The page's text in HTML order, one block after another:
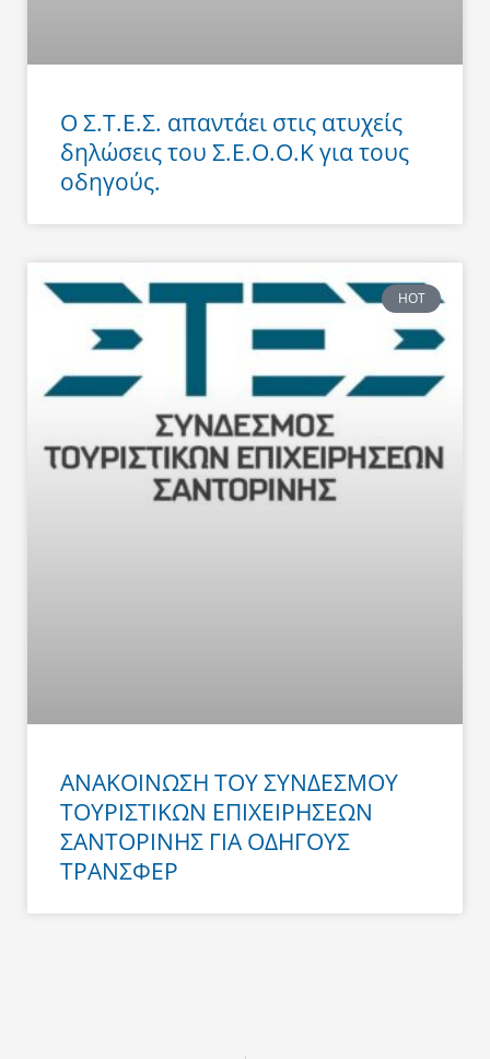
Ο Σ.Τ.Ε.Σ. απαντάει στις ατυχείς
δηλώσεις του Σ.Ε.Ο.Ο.Κ για τους
οδηγούς.
HOT
ΑΝΑΚΟΙΝΩΣΗ ΤΟΥ ΣΥΝΔΕΣΜΟΥ
ΤΟΥΡΙΣΤΙΚΩΝ ΕΠΙΧΕΙΡΗΣΕΩΝ
ΣΑΝΤΟΡΙΝΗΣ ΓΙΑ ΟΔΗΓΟΥΣ
ΤΡΑΝΣΦΕΡ